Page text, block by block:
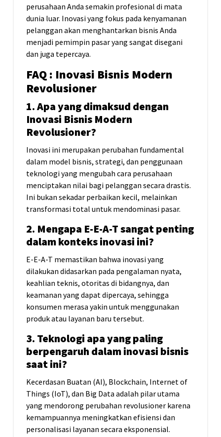
perusahaan Anda semakin profesional di mata
dunia luar. Inovasi yang fokus pada kenyamanan
pelanggan akan menghantarkan bisnis Anda
menjadi pemimpin pasar yang sangat disegani
dan juga tepercaya.
FAQ : Inovasi Bisnis Modern
Revolusioner
1. Apa yang dimaksud dengan
Inovasi Bisnis Modern
Revolusioner?
Inovasi ini merupakan perubahan fundamental
dalam model bisnis, strategi, dan penggunaan
teknologi yang mengubah cara perusahaan
menciptakan nilai bagi pelanggan secara drastis.
Ini bukan sekadar perbaikan kecil, melainkan
transformasi total untuk mendominasi pasar.
2. Mengapa E-E-A-T sangat penting
dalam konteks inovasi ini?
E-E-A-T memastikan bahwa inovasi yang
dilakukan didasarkan pada pengalaman nyata,
keahlian teknis, otoritas di bidangnya, dan
keamanan yang dapat dipercaya, sehingga
konsumen merasa yakin untuk menggunakan
produk atau layanan baru tersebut.
3. Teknologi apa yang paling
berpengaruh dalam inovasi bisnis
saat ini?
Kecerdasan Buatan (AI), Blockchain, Internet of
Things (IoT), dan Big Data adalah pilar utama
yang mendorong perubahan revolusioner karena
kemampuannya meningkatkan efisiensi dan
personalisasi layanan secara eksponensial.